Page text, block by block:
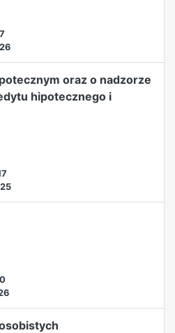
oraz o nadzorze
hipotecznego i